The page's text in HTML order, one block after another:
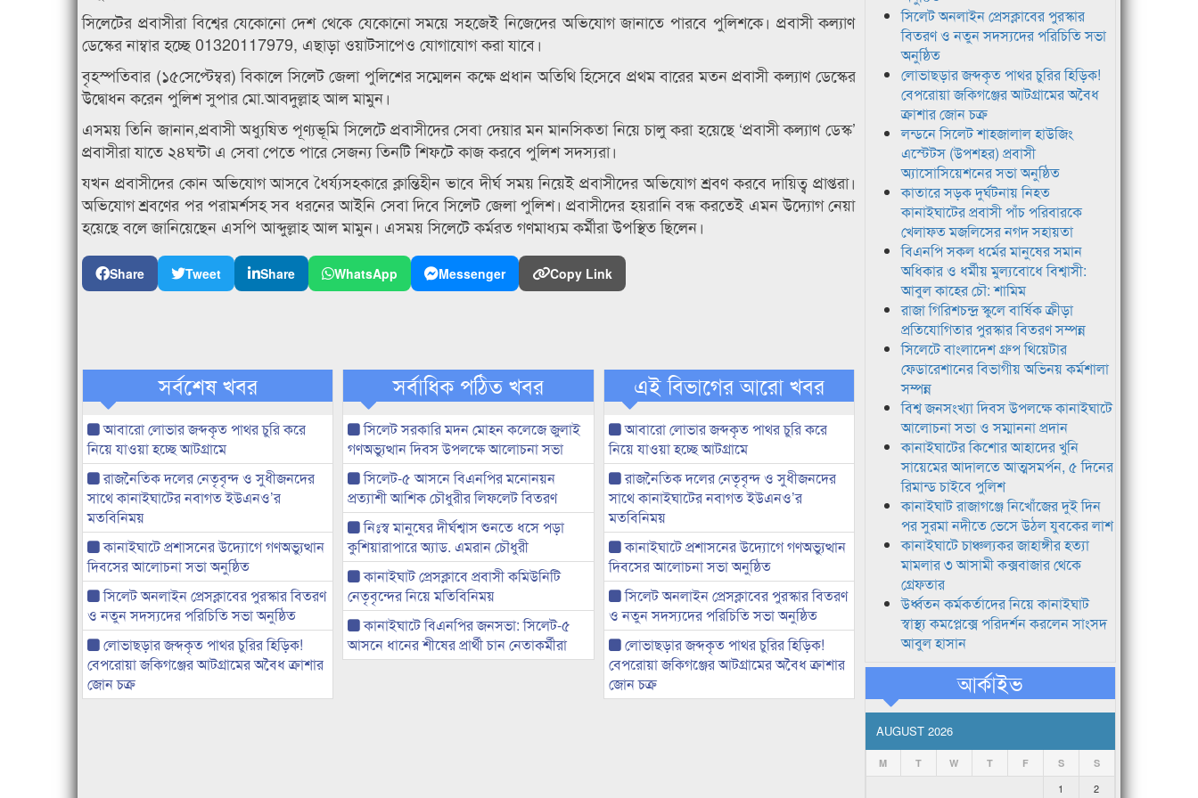
সিলেটের প্রবাসীরা বিশ্বের যেকোনো দেশ থেকে যেকোনো সময়ে সহজেই নিজেদের অভিযোগ জানাতে পারবে পুলিশকে। প্রবাসী কল্যাণ
ডেস্কের নাম্বার হচ্ছে 01320117979, এছাড়া ওয়াটসাপেও যোগাযোগ করা যাবে।
বৃহস্পতিবার (১৫সেপ্টেম্বর) বিকালে সিলেট জেলা পুলিশের সম্মেলন কক্ষে প্রধান অতিথি হিসেবে প্রথম বারের মতন প্রবাসী কল্যাণ ডেস্কের
উদ্বোধন করেন পুলিশ সুপার মো.আবদুল্লাহ আল মামুন।
এসময় তিনি জানান,প্রবাসী অধ্যুষিত পূণ্যভূমি সিলেটে প্রবাসীদের সেবা দেয়ার মন মানসিকতা নিয়ে চালু করা হয়েছে ‘প্রবাসী কল্যাণ ডেস্ক’
প্রবাসীরা যাতে ২৪ঘন্টা এ সেবা পেতে পারে সেজন্য তিনটি শিফটে কাজ করবে পুলিশ সদস্যরা।
যখন প্রবাসীদের কোন অভিযোগ আসবে ধৈর্য্যসহকারে ক্লান্তিহীন ভাবে দীর্ঘ সময় নিয়েই প্রবাসীদের অভিযোগ শ্রবণ করবে দায়িত্ব প্রাপ্তরা।
অভিযোগ শ্রবণের পর পরামর্শসহ সব ধরনের আইনি সেবা দিবে সিলেট জেলা পুলিশ। প্রবাসীদের হয়রানি বন্ধ করতেই এমন উদ্যোগ নেয়া
হয়েছে বলে জানিয়েছেন এসপি আব্দুল্লাহ আল মামুন। এসময় সিলেটে কর্মরত গণমাধ্যম কর্মীরা উপস্থিত ছিলেন।
Share Tweet Share WhatsApp Messenger Copy Link
সর্বশেষ খবর
আবারো লোভার জব্দকৃত পাথর চুরি করে
নিয়ে যাওয়া হচ্ছে আটগ্রামে
রাজনৈতিক দলের নেতৃবৃন্দ ও সুধীজনদের
সাথে কানাইঘাটের নবাগত ইউএনও’র
মতবিনিময়
কানাইঘাটে প্রশাসনের উদ্যোগে গণঅভ্যুত্থান
দিবসের আলোচনা সভা অনুষ্ঠিত
সিলেট অনলাইন প্রেসক্লাবের পুরস্কার বিতরণ
ও নতুন সদস্যদের পরিচিতি সভা অনুষ্ঠিত
লোভাছড়ার জব্দকৃত পাথর চুরির হিড়িক!
বেপরোয়া জকিগঞ্জের আটগ্রামের অবৈধ ক্রাশার
জোন চক্র
সর্বাধিক পঠিত খবর
সিলেট সরকারি মদন মোহন কলেজে জুলাই
গণঅভ্যুত্থান দিবস উপলক্ষে আলোচনা সভা
সিলেট-৫ আসনে বিএনপির মনোনয়ন
প্রত্যাশী আশিক চৌধুরীর লিফলেট বিতরণ
নিঃস্ব মানুষের দীর্ঘশ্বাস শুনতে ধসে পড়া
কুশিয়ারাপারে অ্যাড. এমরান চৌধুরী
কানাইঘাট প্রেসক্লাবে প্রবাসী কমিউনিটি
নেতৃবৃন্দের নিয়ে মতিবিনিময়
কানাইঘাটে বিএনপির জনসভা: সিলেট-৫
আসনে ধানের শীষের প্রার্থী চান নেতাকর্মীরা
এই বিভাগের আরো খবর
আবারো লোভার জব্দকৃত পাথর চুরি করে
নিয়ে যাওয়া হচ্ছে আটগ্রামে
রাজনৈতিক দলের নেতৃবৃন্দ ও সুধীজনদের
সাথে কানাইঘাটের নবাগত ইউএনও’র
মতবিনিময়
কানাইঘাটে প্রশাসনের উদ্যোগে গণঅভ্যুত্থান
দিবসের আলোচনা সভা অনুষ্ঠিত
সিলেট অনলাইন প্রেসক্লাবের পুরস্কার বিতরণ
ও নতুন সদস্যদের পরিচিতি সভা অনুষ্ঠিত
লোভাছড়ার জব্দকৃত পাথর চুরির হিড়িক!
বেপরোয়া জকিগঞ্জের আটগ্রামের অবৈধ ক্রাশার
জোন চক্র
সিলেট অনলাইন প্রেসক্লাবের পুরস্কার
বিতরণ ও নতুন সদস্যদের পরিচিতি সভা
অনুষ্ঠিত
লোভাছড়ার জব্দকৃত পাথর চুরির হিড়িক!
বেপরোয়া জকিগঞ্জের আটগ্রামের অবৈধ
ক্রাশার জোন চক্র
লন্ডনে সিলেট শাহজালাল হাউজিং
এস্টেটস (উপশহর) প্রবাসী
অ্যাসোসিয়েশনের সভা অনুষ্ঠিত
কাতারে সড়ক দুর্ঘটনায় নিহত
কানাইঘাটের প্রবাসী পাঁচ পরিবারকে
খেলাফত মজলিসের নগদ সহায়তা
বিএনপি সকল ধর্মের মানুষের সমান
অধিকার ও ধর্মীয় মুল্যবোধে বিশ্বাসী:
আবুল কাহের চৌ: শামিম
রাজা গিরিশচন্দ্র স্কুলে বার্ষিক ক্রীড়া
প্রতিযোগিতার পুরস্কার বিতরণ সম্পন্ন
সিলেটে বাংলাদেশ গ্রুপ থিয়েটার
ফেডারেশানের বিভাগীয় অভিনয় কর্মশালা
সম্পন্ন
বিশ্ব জনসংখ্যা দিবস উপলক্ষে কানাইঘাটে
আলোচনা সভা ও সম্মাননা প্রদান
কানাইঘাটের কিশোর আহাদের খুনি
সায়েমের আদালতে আত্মসমর্পন, ৫ দিনের
রিমান্ড চাইবে পুলিশ
কানাইঘাট রাজাগঞ্জে নিখোঁজের দুই দিন
পর সুরমা নদীতে ভেসে উঠল যুবকের লাশ
কানাইঘাটে চাঞ্চল্যকর জাহাঙ্গীর হত্যা
মামলার ৩ আসামী কক্সবাজার থেকে
গ্রেফতার
উর্ধ্বতন কর্মকর্তাদের নিয়ে কানাইঘাট
স্বাস্থ্য কমপ্লেক্সে পরিদর্শন করলেন সাংসদ
আবুল হাসান
আর্কাইভ
AUGUST 2026
M T W T F S S
1
2